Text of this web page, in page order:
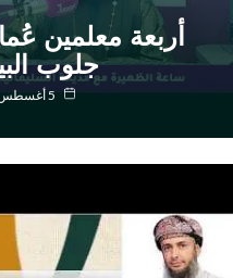
أربعة معلمين
جلوب